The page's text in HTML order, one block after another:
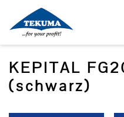
KEPITAL
(schwarz)